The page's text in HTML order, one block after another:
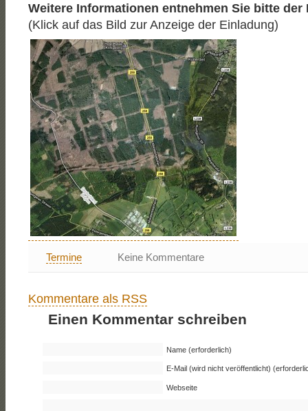
Weitere Informationen entnehmen Sie bitte der
(Klick auf das Bild zur Anzeige der Einladung)
Termine Keine Kommentare
Kommentare als RSS
Einen Kommentar schreiben
Name (erforderlich)
E-Mail (wird nicht veröffentlicht)
Webseite